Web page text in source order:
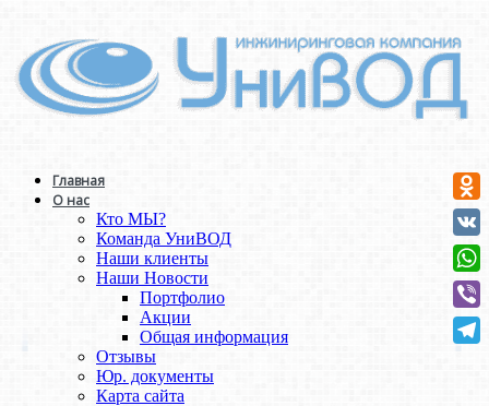
Главная
О нас
Кто МЫ?
Команда УниВОД
Наши клиенты
Наши Новости
Портфолио
Акции
Общая информация
Отзывы
Юр. документы
Карта сайта
VK